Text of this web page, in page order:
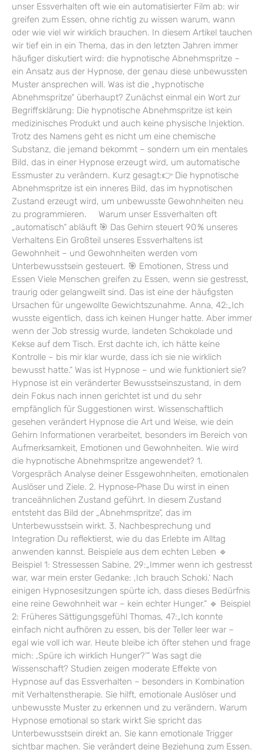
unser Essverhalten oft wie ein automatisierter Film ab: wir
greifen zum Essen, ohne richtig zu wissen warum, wann
oder wie viel wir wirklich brauchen. In diesem Artikel tauchen
wir tief ein in ein Thema, das in den letzten Jahren immer
häufiger diskutiert wird: die hypnotische Abnehmspritze –
ein Ansatz aus der Hypnose, der genau diese unbewussten
Muster ansprechen will. Was ist die „hypnotische
Abnehmspritze“ überhaupt? Zunächst einmal ein Wort zur
Begriffsklärung: Die hypnotische Abnehmspritze ist kein
medizinisches Produkt und auch keine physische Injektion.
Trotz des Namens geht es nicht um eine chemische
Substanz, die jemand bekommt – sondern um ein mentales
Bild, das in einer Hypnose erzeugt wird, um automatische
Essmuster zu verändern. Kurz gesagt:👉 Die hypnotische
Abnehmspritze ist ein inneres Bild, das im hypnotischen
Zustand erzeugt wird, um unbewusste Gewohnheiten neu
zu programmieren. Warum unser Essverhalten oft
„automatisch“ abläuft 🎯 Das Gehirn steuert 90 % unseres
Verhaltens Ein Großteil unseres Essverhaltens ist
Gewohnheit – und Gewohnheiten werden vom
Unterbewusstsein gesteuert. 🎯 Emotionen, Stress und
Essen Viele Menschen greifen zu Essen, wenn sie gestresst,
traurig oder gelangweilt sind. Das ist eine der häufigsten
Ursachen für ungewollte Gewichtszunahme. Anna, 42:„Ich
wusste eigentlich, dass ich keinen Hunger hatte. Aber immer
wenn der Job stressig wurde, landeten Schokolade und
Kekse auf dem Tisch. Erst dachte ich, ich hätte keine
Kontrolle – bis mir klar wurde, dass ich sie nie wirklich
bewusst hatte.“ Was ist Hypnose – und wie funktioniert sie?
Hypnose ist ein veränderter Bewusstseinszustand, in dem
dein Fokus nach innen gerichtet ist und du sehr
empfänglich für Suggestionen wirst. Wissenschaftlich
gesehen verändert Hypnose die Art und Weise, wie dein
Gehirn Informationen verarbeitet, besonders im Bereich von
Aufmerksamkeit, Emotionen und Gewohnheiten. Wie wird
die hypnotische Abnehmspritze angewendet? 1.
Vorgespräch Analyse deiner Essgewohnheiten, emotionalen
Auslöser und Ziele. 2. Hypnose‑Phase Du wirst in einen
tranceähnlichen Zustand geführt. In diesem Zustand
entsteht das Bild der „Abnehmspritze“, das im
Unterbewusstsein wirkt. 3. Nachbesprechung und
Integration Du reflektierst, wie du das Erlebte im Alltag
anwenden kannst. Beispiele aus dem echten Leben 🔹
Beispiel 1: Stressessen Sabine, 29:„Immer wenn ich gestresst
war, war mein erster Gedanke: ‚Ich brauch Schoki.‘ Nach
einigen Hypnosesitzungen spürte ich, dass dieses Bedürfnis
eine reine Gewohnheit war – kein echter Hunger.“ 🔹 Beispiel
2: Früheres Sättigungsgefühl Thomas, 47:„Ich konnte
einfach nicht aufhören zu essen, bis der Teller leer war –
egal wie voll ich war. Heute bleibe ich öfter stehen und frage
mich: ‚Spüre ich wirklich Hunger?‘“ Was sagt die
Wissenschaft? Studien zeigen moderate Effekte von
Hypnose auf das Essverhalten – besonders in Kombination
mit Verhaltenstherapie. Sie hilft, emotionale Auslöser und
unbewusste Muster zu erkennen und zu verändern. Warum
Hypnose emotional so stark wirkt Sie spricht das
Unterbewusstsein direkt an. Sie kann emotionale Trigger
sichtbar machen. Sie verändert deine Beziehung zum Essen.